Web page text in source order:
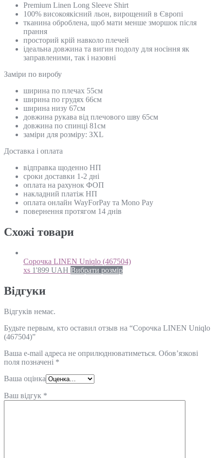
Premium Linen Long Sleeve Shirt
100% високоякісний льон, вирощений в Європі
тканина оброблена, щоб мати менше зморшок після
прання
просторий крій навколо плечей
ідеальна довжина та вигин подолу для носіння як
заправленими, так і назовні
Замiри по виробу
ширина по плечах 55см
ширина по грудях 66см
ширина низу 67см
довжина рукава від плечового шву 65см
довжина по спинці 81см
заміри для розміру: ЗХL
Доставка і оплата
відправка щоденно НП
сроки доставки 1-2 дні
оплата на рахунок ФОП
накладний платіж НП
оплата онлайн WayForPay та Mono Pay
повернення протягом 14 днів
Схожi товари
Сорочка LINEN Uniqlo (467504)
xs 1'899 UAH Вибрати розмір
Відгуки
Відгуків немає.
Будьте первым, кто оставил отзыв на “Сорочка LINEN Uniqlo
(467504)”
Ваша e-mail адреса не оприлюднюватиметься. Обов’язкові
поля позначені *
Ваша оцінка
Ваш відгук *